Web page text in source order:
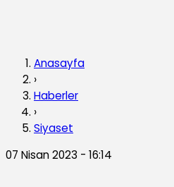
Anasayfa
›
Haberler
›
Siyaset
07 Nisan 2023 - 16:14